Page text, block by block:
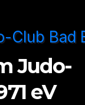
Judo-
eV